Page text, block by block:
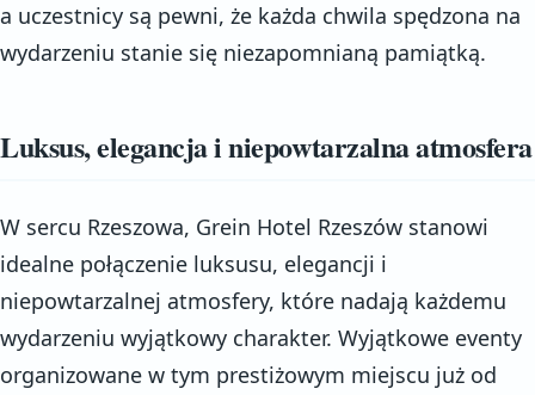
a uczestnicy są pewni, że każda chwila spędzona na
wydarzeniu stanie się niezapomnianą pamiątką.
Luksus, elegancja i niepowtarzalna atmosfera
W sercu Rzeszowa, Grein Hotel Rzeszów stanowi
idealne połączenie luksusu, elegancji i
niepowtarzalnej atmosfery, które nadają każdemu
wydarzeniu wyjątkowy charakter. Wyjątkowe eventy
organizowane w tym prestiżowym miejscu już od